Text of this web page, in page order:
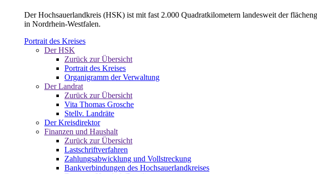
Der Hochsauerlandkreis (HSK) ist mit fast 2.000 Quadratkilometern landesweit der
in Nordrhein-Westfalen.
Portrait des Kreises
Der HSK
Zurück zur Übersicht
Portrait des Kreises
Organigramm der Verwaltung
Der Landrat
Zurück zur Übersicht
Vita Thomas Grosche
Stellv. Landräte
Der Kreisdirektor
Finanzen und Haushalt
Zurück zur Übersicht
Lastschriftverfahren
Zahlungsabwicklung und Vollstreckung
Bankverbindungen des Hochsauerlandkreises